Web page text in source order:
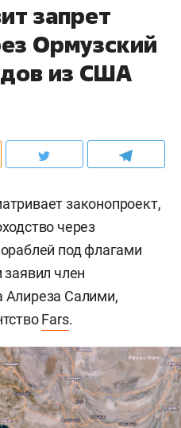
запрет
Ормузский
из США
законопроект,
через
под флагами
член
Алиреза Салими,
Fars.